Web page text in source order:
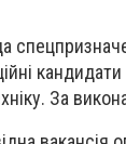
За